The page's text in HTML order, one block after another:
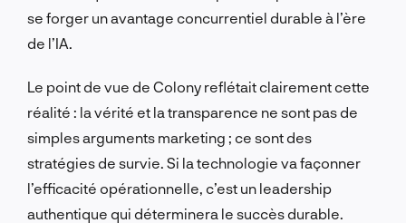
se forger un avantage concurrentiel durable à l’ère
de l’IA.
Le point de vue de Colony reflétait clairement cette
réalité : la vérité et la transparence ne sont pas de
simples arguments marketing ; ce sont des
stratégies de survie. Si la technologie va façonner
l’efficacité opérationnelle, c’est un leadership
authentique qui déterminera le succès durable.